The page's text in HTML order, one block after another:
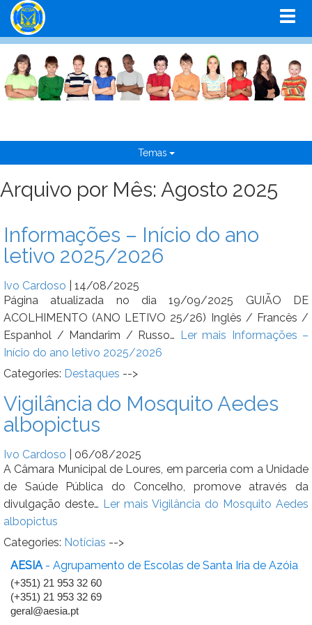
Temas
Arquivo por Mês: Agosto 2025
Informações – Início do ano
letivo 2025/2026
Ivo Cardoso
14/08/2025
Página atualizada no dia 19/09/2025 GUIÃO DE
ACOLHIMENTO (ANO LETIVO 25/26) Inglês / Francês /
Espanhol / Mandarim / Russo… Ler mais Informações –
Início do ano letivo 2025/2026
Categories: Destaques -->
Vigilância do Mosquito Aedes
albopictus
Ivo Cardoso
06/08/2025
A Câmara Municipal de Loures, em parceria com a Unidade
de Saúde Pública do Concelho, promove através da
divulgação deste… Ler mais Vigilância do Mosquito Aedes
albopictus
Categories: Notícias -->
AESIA- Agrupamento de Escolas de Santa Iria de Azóia
(+351) 21 953 32 60
(+351) 21 953 32 69
geral@aesia.pt